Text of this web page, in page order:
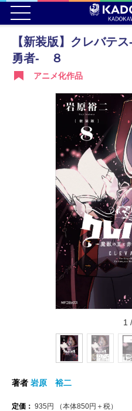
【新装版】クレバテ
勇者- ８
アニメ化作品
1 /
著者 岩原 裕二
定価： 935 円 （本体850円＋税）